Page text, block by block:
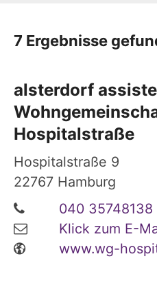
7 Ergebnisse
alsterdorf
Hospitalstraße
Hospitalstraße 9
22767 Hamburg
040 35748138
Klick zum E-
www.wg-